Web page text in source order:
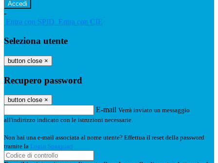
-
Entra con SPID Entra con CIE
Seleziona utente
button close ×
Recupero password
button close ×
E-mail Verrà inviato un messaggio
all'indirizzo indicato con le istruzioni necessarie.
Non hai una e-mail associata al nome utente? Effettua il reset della password
tramite la Login Spaggiari